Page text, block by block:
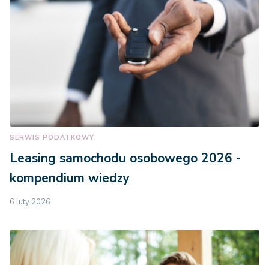
SERWIS PODATKOWY
Leasing samochodu osobowego 2026 -
kompendium wiedzy
6 luty 2026